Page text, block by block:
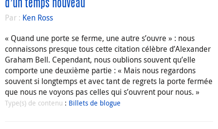
d’un temps nouveau
Par : Ken Ross
« Quand une porte se ferme, une autre s’ouvre » : nous
connaissons presque tous cette citation célèbre d’Alexander
Graham Bell. Cependant, nous oublions souvent qu’elle
comporte une deuxième partie : « Mais nous regardons
souvent si longtemps et avec tant de regrets la porte fermée
que nous ne voyons pas celles qui s’ouvrent pour nous. »
Type(s) de contenu : Billets de blogue